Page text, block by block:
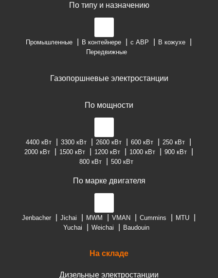
По типу и назначению
Промышленные В контейнере с АВР
В кожухе
Передвижные
Газопоршневые электростанции
По мощности
4400 кВт 3300 кВт 2600 кВт 600 кВт
250 кВт
2000 кВт
1500 кВт 1200 кВт 1000 кВт
900 кВт
800 кВт
500 кВт
По марке двигателя
Jenbacher Jichai MWM VMAN Cummins
MTU
Yuchai
Weichai Baudouin
На складе
Дизельные электростанции